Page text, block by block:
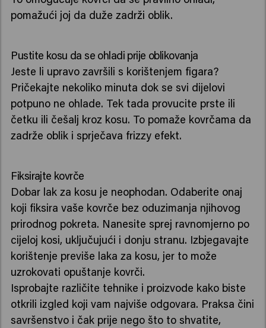
pomažući joj da duže zadrži oblik.
Pustite kosu da se ohladi prije oblikovanja
Jeste li upravo završili s korištenjem figara?
Pričekajte nekoliko minuta dok se svi dijelovi
potpuno ne ohlade. Tek tada provucite prste ili
četku ili češalj kroz kosu. To pomaže kovrčama da
zadrže oblik i sprječava frizzy efekt.
Fiksirajte kovrče
Dobar lak za kosu je neophodan. Odaberite onaj
koji fiksira vaše kovrče bez oduzimanja njihovog
prirodnog pokreta. Nanesite sprej ravnomjerno po
cijeloj kosi, uključujući i donju stranu. Izbjegavajte
korištenje previše laka za kosu, jer to može
uzrokovati opuštanje kovrči.
Isprobajte različite tehnike i proizvode kako biste
otkrili izgled koji vam najviše odgovara. Praksa čini
savršenstvo i čak prije nego što to shvatite,